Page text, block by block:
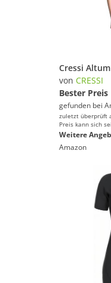
von CRESSI
Bester Preis
gefunden bei
zuletzt überprüft
Preis kann sich
Weitere
Amazon